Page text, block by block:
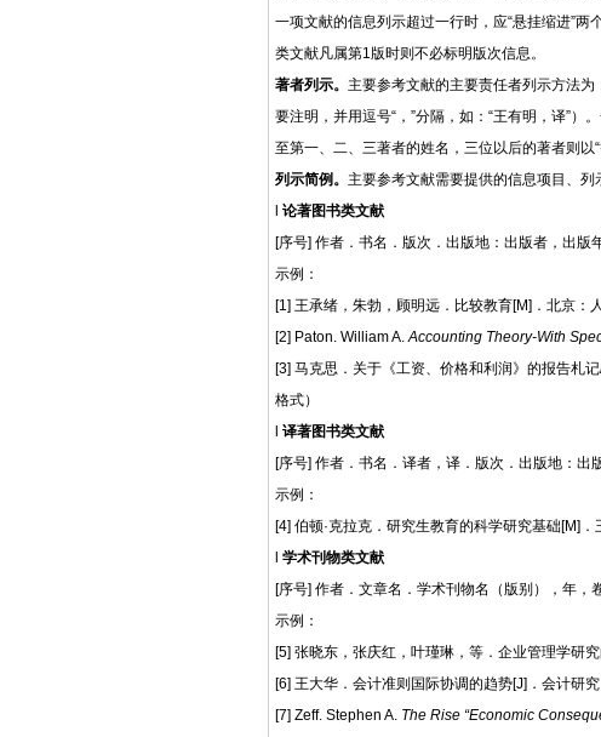
一项文献的信息列示超过一行时，应“悬挂缩进”
类文献凡属第1版时则不必标明版次信息。
著者列示。 主要参考文献的主要责任者列示方法
要注明，并用逗号“，”分隔，如：“王有明，译”
至第一、二、三著者的姓名，三位以后的著者则以
列示简例。 主要参考文献需要提供的信息项目、列
论著图书类文献
[序号] 作者．书名． 版次 ． 出版地： 出版者，出版
示例：
[1] 王承绪，朱勃，顾明远． 比较教育[M] ． 北京：
[2] Paton. William A.Accounting Theory-With
[3] 马克思．关于《工资、价格和利润》的报告札
格式）
译著图书类文献
[序号] 作者． 书名 ．译者，译．版次．出版地： 出
示例：
[4] 伯顿·克拉克．研究生教育的科学研究基础[M]
学术刊物类文献
[序号] 作者．文章名 ．学术刊物名（版别），年，
示例：
[5] 张晓东，张庆红，叶瑾琳，等．企业管理学研
[6] 王大华．会计准则国际协调的趋势[J] ．会计研究
[7] Zeff. Stephen A.The Rise “Economic